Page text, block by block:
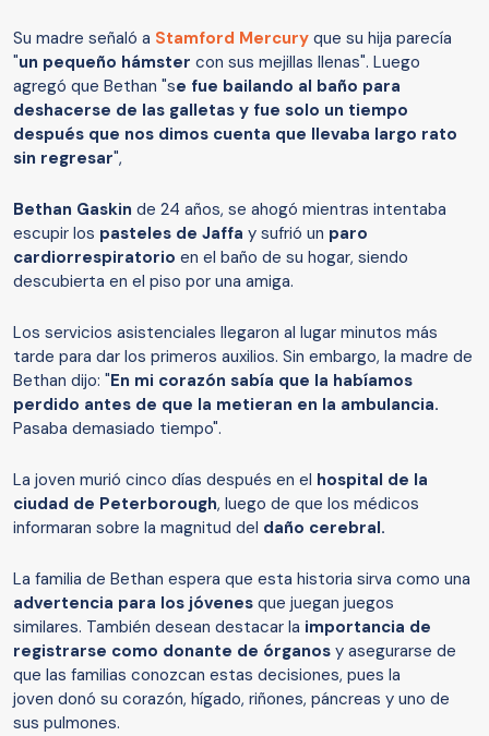
Su madre señaló a Stamford Mercury que su hija parecía
"un pequeño hámster con sus mejillas llenas". Luego
agregó que Bethan "se fue bailando al baño para
deshacerse de las galletas y fue solo un tiempo
después que nos dimos cuenta que llevaba largo rato
sin regresar",
Bethan Gaskin de 24 años, se ahogó mientras intentaba
escupir los pasteles de Jaffa y sufrió un paro
cardiorrespiratorio en el baño de su hogar, siendo
descubierta en el piso por una amiga.
Los servicios asistenciales llegaron al lugar minutos más
tarde para dar los primeros auxilios. Sin embargo, la madre de
Bethan dijo: "En mi corazón sabía que la habíamos
perdido antes de que la metieran en la ambulancia.
Pasaba demasiado tiempo".
La joven murió cinco días después en el hospital de la
ciudad de Peterborough, luego de que los médicos
informaran sobre la magnitud del daño cerebral.
La familia de Bethan espera que esta historia sirva como una
advertencia para los jóvenes que juegan juegos
similares. También desean destacar la importancia de
registrarse como donante de órganos y asegurarse de
que las familias conozcan estas decisiones, pues la
joven donó su corazón, hígado, riñones, páncreas y uno de
sus pulmones.